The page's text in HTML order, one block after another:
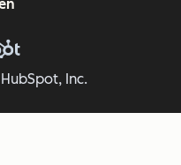
Inc.